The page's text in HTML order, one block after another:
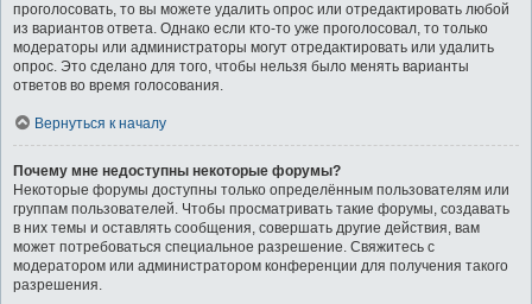
проголосовать, то вы можете удалить опрос или отредактировать любой
из вариантов ответа. Однако если кто-то уже проголосовал, то только
модераторы или администраторы могут отредактировать или удалить
опрос. Это сделано для того, чтобы нельзя было менять варианты
ответов во время голосования.
Вернуться к началу
Почему мне недоступны некоторые форумы?
Некоторые форумы доступны только определённым пользователям или
группам пользователей. Чтобы просматривать такие форумы, создавать
в них темы и оставлять сообщения, совершать другие действия, вам
может потребоваться специальное разрешение. Свяжитесь с
модератором или администратором конференции для получения такого
разрешения.